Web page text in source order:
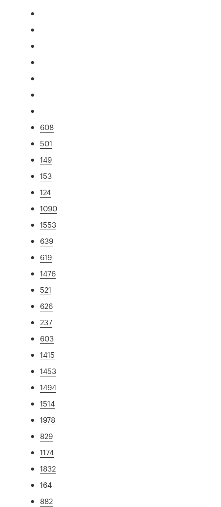
608
501
149
153
124
1090
1553
639
619
1476
521
626
237
603
1415
1453
1494
1514
1978
829
1174
1832
164
882